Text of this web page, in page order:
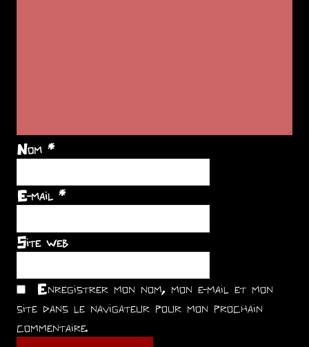
Nom *
E-mail *
Site web
Enregistrer mon nom, mon e-mail et mon
site dans le navigateur pour mon prochain
commentaire.